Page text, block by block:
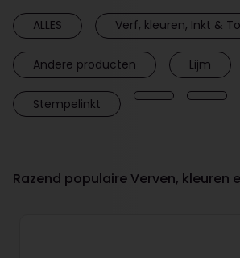
ALLES Verf, kleuren, Inkt &
Andere producten Lijm
Stempelinkt
Razend populaire Verven, kleuren